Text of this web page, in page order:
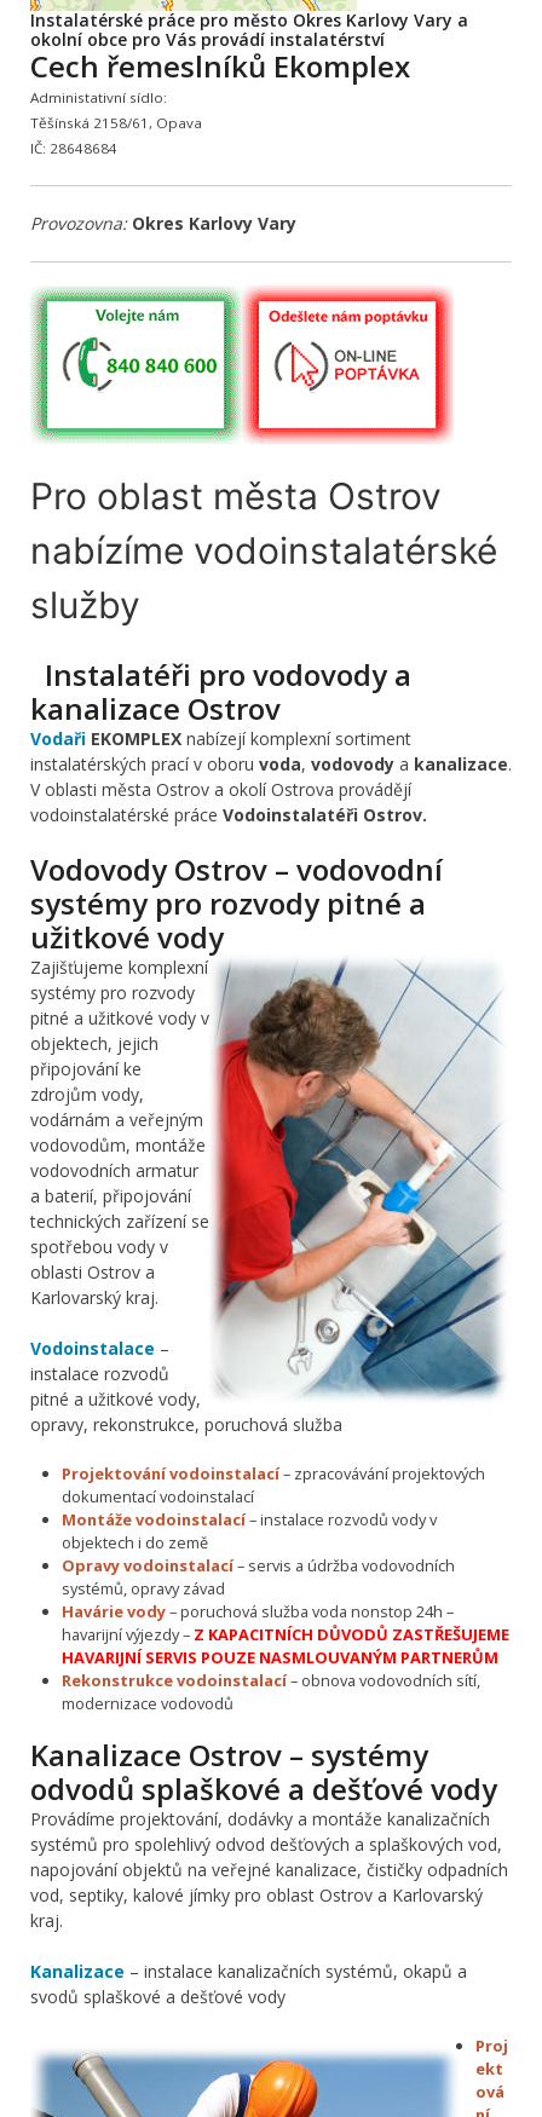
Instalatérské práce pro město Okres Karlovy Vary a
okolní obce pro Vás provádí instalatérství
Cech řemeslníků Ekomplex
Administativní sídlo:
Těšínská 2158/61, Opava
IČ: 28648684
Provozovna: Okres Karlovy Vary
Pro oblast města Ostrov
nabízíme vodoinstalatérské
služby
Instalatéři pro vodovody a
kanalizace Ostrov
Vodaři EKOMPLEX nabízejí komplexní sortiment
instalatérských prací v oboru voda, vodovody a kanalizace.
V oblasti města Ostrov a okolí Ostrova provádějí
vodoinstalatérské práce Vodoinstalatéři Ostrov.
Vodovody Ostrov – vodovodní
systémy pro rozvody pitné a
užitkové vody
Zajišťujeme komplexní
systémy pro rozvody
pitné a užitkové vody v
objektech, jejich
připojování ke
zdrojům vody,
vodárnám a veřejným
vodovodům, montáže
vodovodních armatur
a baterií, připojování
technických zařízení se
spotřebou vody v
oblasti Ostrov a
Karlovarský kraj.
Vodoinstalace –
instalace rozvodů
pitné a užitkové vody,
opravy, rekonstrukce, poruchová služba
Projektování vodoinstalací– zpracovávání projektových
dokumentací vodoinstalací
Montáže vodoinstalací– instalace rozvodů vody v
objektech i do země
Opravy vodoinstalací– servis a údržba vodovodních
systémů, opravy závad
Havárie vody– poruchová služba voda nonstop 24h –
havarijní výjezdy – Z KAPACITNÍCH DŮVODŮ ZASTŘEŠUJEME
HAVARIJNÍ SERVIS POUZE NASMLOUVANÝM PARTNERŮM
Rekonstrukce vodoinstalací– obnova vodovodních sítí,
modernizace vodovodů
Kanalizace Ostrov – systémy
odvodů splaškové a dešťové vody
Provádíme projektování, dodávky a montáže kanalizačních
systémů pro spolehlivý odvod dešťových a splaškových vod,
napojování objektů na veřejné kanalizace, čističky odpadních
vod, septiky, kalové jímky pro oblast Ostrov a Karlovarský
kraj.
Kanalizace – instalace kanalizačních systémů, okapů a
svodů splaškové a dešťové vody
Proj
ekt
ová